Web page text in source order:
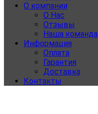
О компании
О Нас
Отзывы
Наша команда
Информация
Оплата
Гарантия
Доставка
Контакты